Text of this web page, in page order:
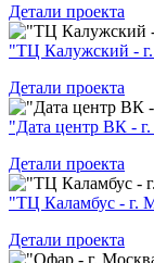
Детали проекта
"ТЦ Калужский -
Детали проекта
"Дата центр ВК -
Детали проекта
"ТЦ Каламбус - г.
Детали проекта